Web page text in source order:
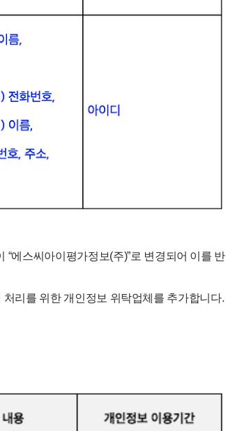
“에스씨아이평가정보(주)”로 변경되어 이를 반
리를 위한 개인정보 위탁업체를 추가합니다.